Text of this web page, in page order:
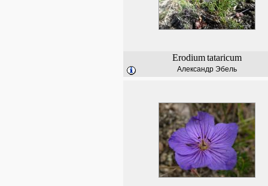
Erodiumtataricum
Александр Эбель